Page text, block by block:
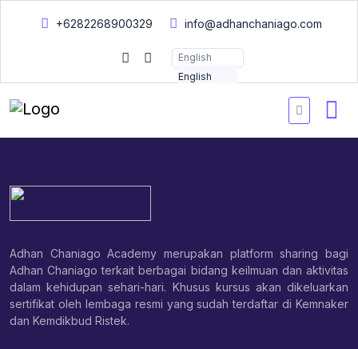
+6282268900329 info@adhanchaniago.com
English
English
Adhan Chaniago Academy merupakan platform sharing bagi
Adhan Chaniago terkait berbagai bidang keilmuan dan aktivitas
dalam kehidupan sehari-hari. Khusus kursus akan dikeluarkan
sertifikat oleh lembaga resmi yang sudah terdaftar di Kemnaker
dan Kemdikbud Ristek.